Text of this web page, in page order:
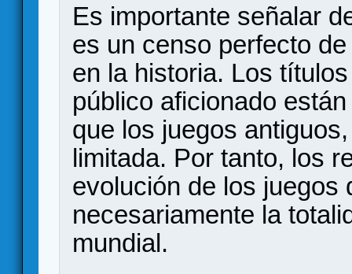
Es importante señalar
es un censo perfecto
en la historia. Los
público aficionado
que los juegos
limitada. Por tanto, los
evolución de los juegos
necesariamente la
mundial.